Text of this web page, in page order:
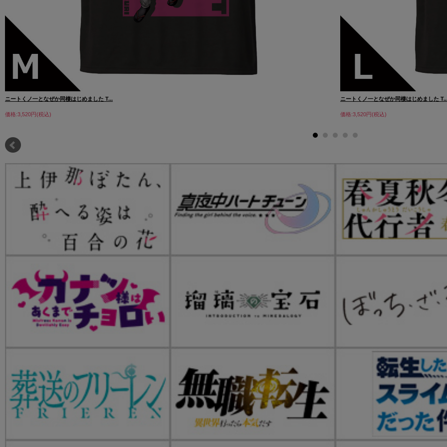
ニートくノ一となぜか同棲はじめました T...
価格:3,520円(税込)
ニートくノ一となぜか同棲はじめました
価格:3,520円(税込)